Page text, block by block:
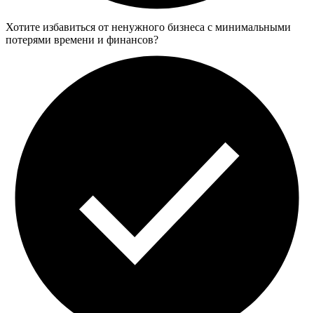
Хотите избавиться от ненужного бизнеса с минимальными
потерями времени и финансов?